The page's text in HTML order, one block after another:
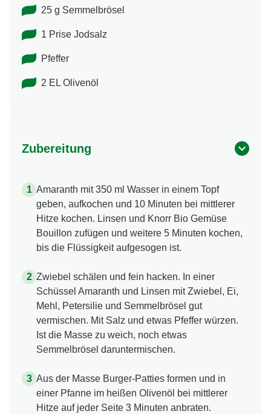
25 g Semmelbrösel
1 Prise Jodsalz
Pfeffer
2 EL Olivenöl
Zubereitung
Amaranth mit 350 ml Wasser in einem Topf
geben, aufkochen und 10 Minuten bei mittlerer
Hitze kochen. Linsen und Knorr Bio Gemüse
Bouillon zufügen und weitere 5 Minuten kochen,
bis die Flüssigkeit aufgesogen ist.
Zwiebel schälen und fein hacken. In einer
Schüssel Amaranth und Linsen mit Zwiebel, Ei,
Mehl, Petersilie und Semmelbrösel gut
vermischen. Mit Salz und etwas Pfeffer würzen.
Ist die Masse zu weich, noch etwas
Semmelbrösel daruntermischen.
Aus der Masse Burger-Patties formen und in
einer Pfanne im heißen Olivenöl bei mittlerer
Hitze auf jeder Seite 3 Minuten anbraten.